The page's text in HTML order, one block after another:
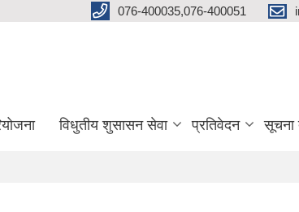
076-400035,076-400051
विधुतीय शुसासन सेवा प्रतिवेदन सूचना